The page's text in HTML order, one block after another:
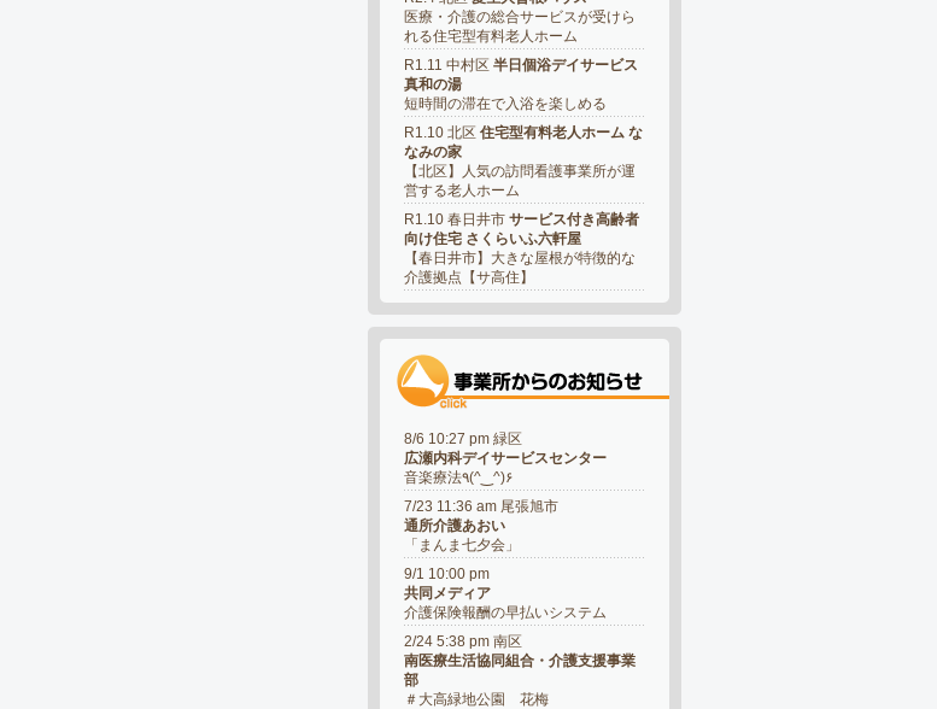
医療・介護の総合サービスが受けら
れる住宅型有料老人ホーム
R1.11 中村区 半日個浴デイサービス
真和の湯
短時間の滞在で入浴を楽しめる
R1.10 北区 住宅型有料老人ホーム な
なみの家
【北区】人気の訪問看護事業所が運
営する老人ホーム
R1.10 春日井市 サービス付き高齢者
向け住宅 さくらいふ六軒屋
【春日井市】大きな屋根が特徴的な
介護拠点【サ高住】
8/6 10:27 pm 緑区
広瀬内科デイサービスセンター
音楽療法٩(^‿^)۶
7/23 11:36 am 尾張旭市
通所介護あおい
「まんま七夕会」
9/1 10:00 pm
共同メディア
介護保険報酬の早払いシステム
2/24 5:38 pm 南区
南医療生活協同組合・介護支援事業
部
＃大高緑地公園 花梅